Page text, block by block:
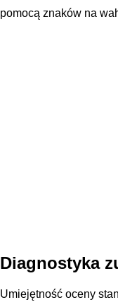
pomocą znaków na
Diagnostyka
Umiejętność oceny